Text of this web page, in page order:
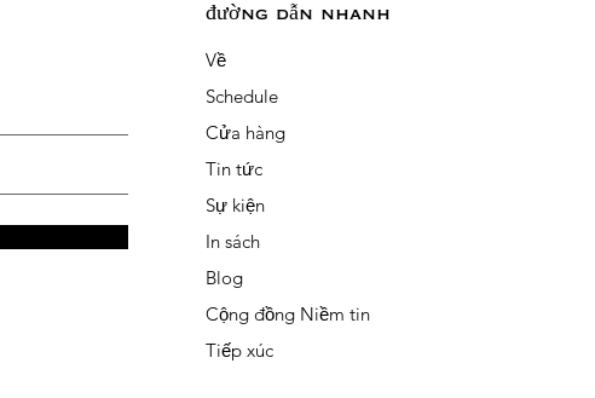
đường dẫn nhanh
Về
Schedule
Cửa hàng
Tin tức
Sự kiện
In sách
Blog
Cộng đồng Niềm tin
Tiếp xúc